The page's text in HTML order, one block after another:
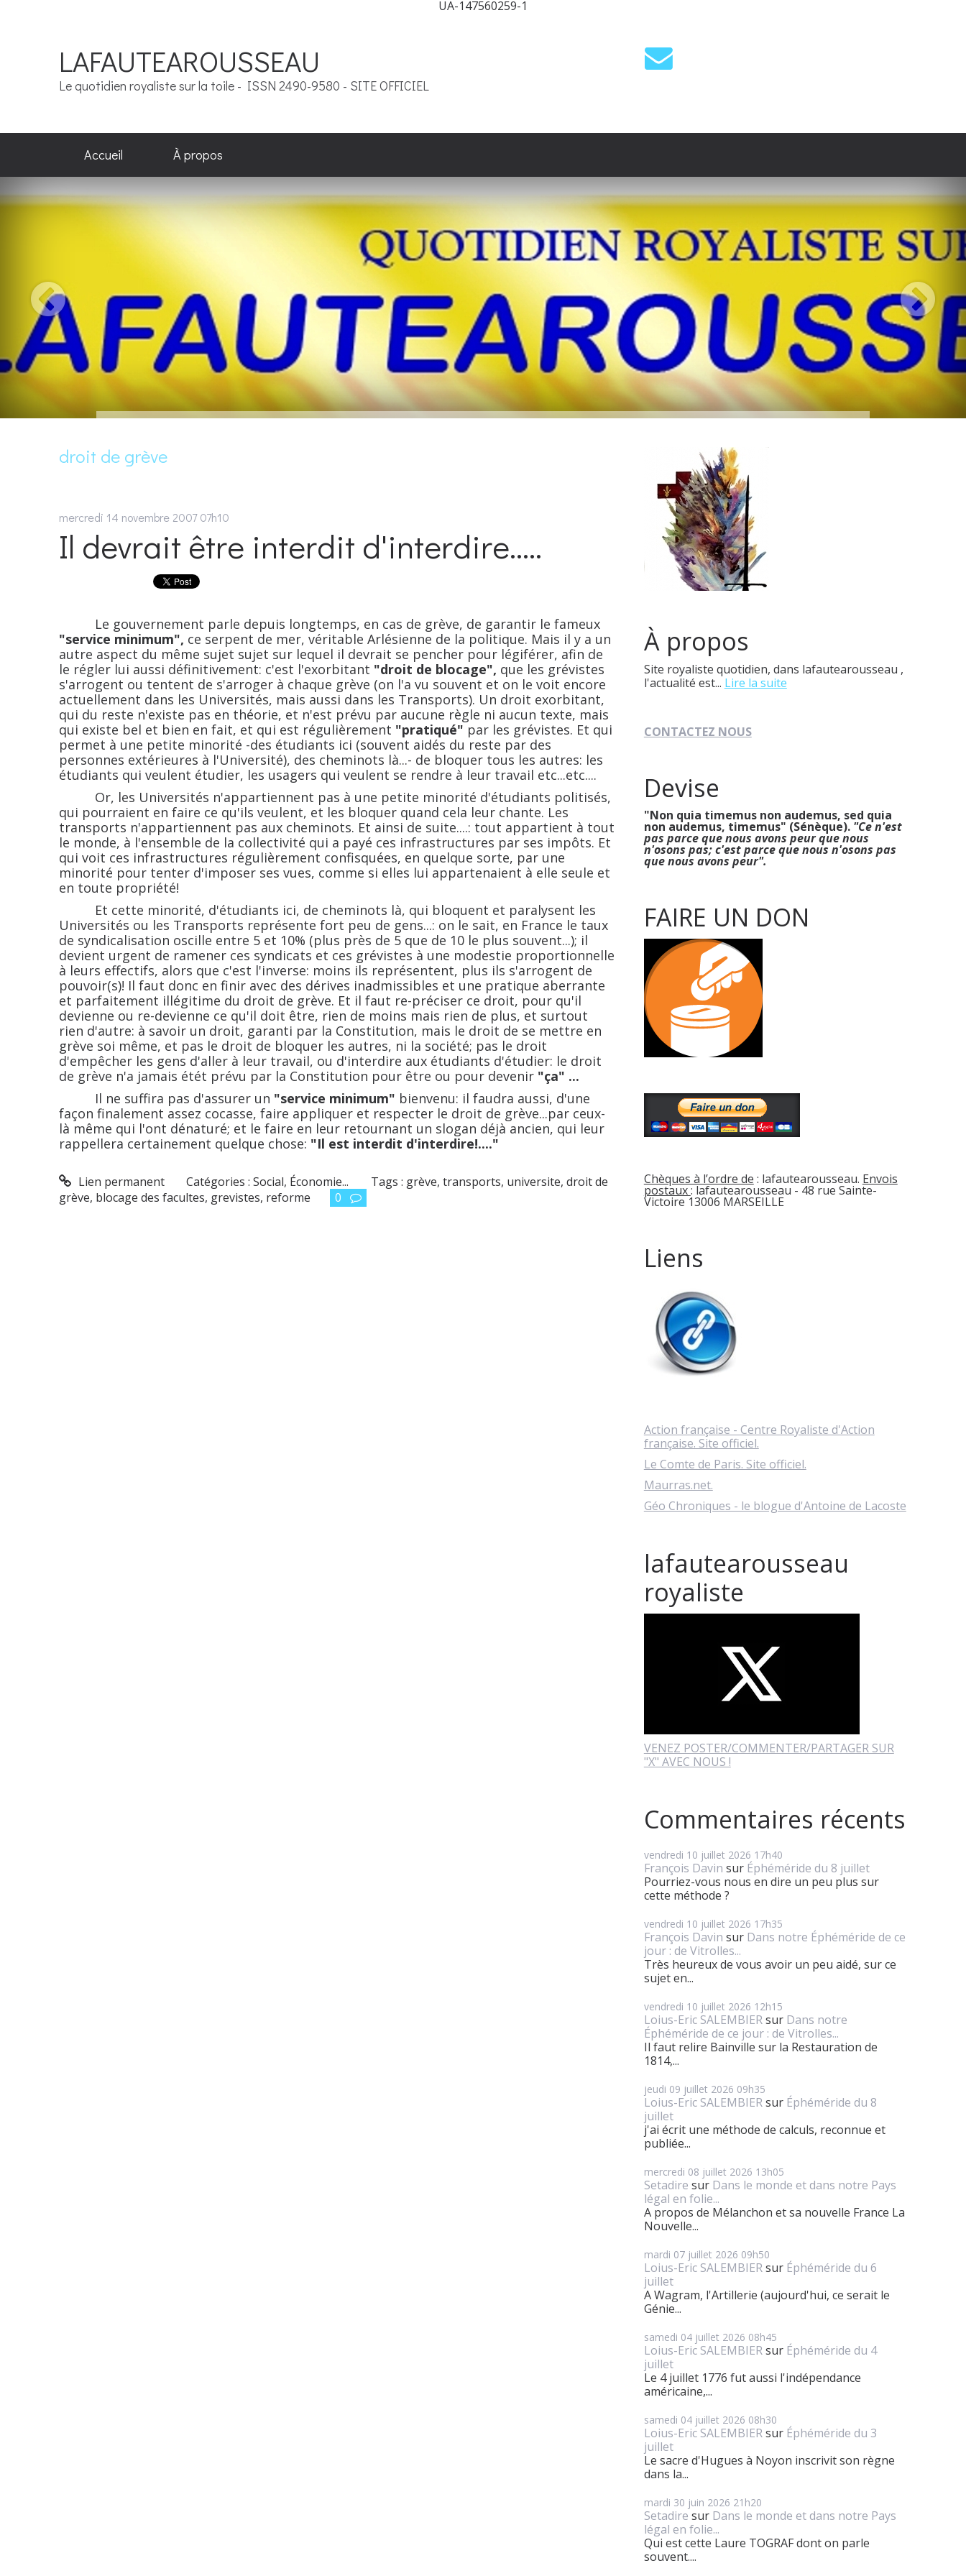
UA-147560259-1
LAFAUTEAROUSSEAU
Le quotidien royaliste sur la toile - ISSN 2490-9580 - SITE OFFICIEL
Accueil À propos
droit de grève
mercredi 14 novembre 2007 07h10
Il devrait être interdit d'interdire.....
Le gouvernement parle depuis longtemps, en cas de grève, de garantir le fameux
"service minimum", ce serpent de mer, véritable Arlésienne de la politique. Mais il y a un
autre aspect du même sujet sujet sur lequel il devrait se pencher pour légiférer, afin de
le régler lui aussi définitivement: c'est l'exorbitant "droit de blocage", que les grévistes
s'arrogent ou tentent de s'arroger à chaque grève (on l'a vu souvent et on le voit encore
actuellement dans les Universités, mais aussi dans les Transports). Un droit exorbitant,
qui du reste n'existe pas en théorie, et n'est prévu par aucune règle ni aucun texte, mais
qui existe bel et bien en fait, et qui est régulièrement "pratiqué" par les grévistes. Et qui
permet à une petite minorité -des étudiants ici (souvent aidés du reste par des
personnes extérieures à l'Université), des cheminots là...- de bloquer tous les autres: les
étudiants qui veulent étudier, les usagers qui veulent se rendre à leur travail etc...etc....
Or, les Universités n'appartiennent pas à une petite minorité d'étudiants politisés,
qui pourraient en faire ce qu'ils veulent, et les bloquer quand cela leur chante. Les
transports n'appartiennent pas aux cheminots. Et ainsi de suite....: tout appartient à tout
le monde, à l'ensemble de la collectivité qui a payé ces infrastructures par ses impôts. Et
qui voit ces infrastructures régulièrement confisquées, en quelque sorte, par une
minorité pour tenter d'imposer ses vues, comme si elles lui appartenaient à elle seule et
en toute propriété!
Et cette minorité, d'étudiants ici, de cheminots là, qui bloquent et paralysent les
Universités ou les Transports représente fort peu de gens...: on le sait, en France le taux
de syndicalisation oscille entre 5 et 10% (plus près de 5 que de 10 le plus souvent...); il
devient urgent de ramener ces syndicats et ces grévistes à une modestie proportionnelle
à leurs effectifs, alors que c'est l'inverse: moins ils représentent, plus ils s'arrogent de
pouvoir(s)! Il faut donc en finir avec des dérives inadmissibles et une pratique aberrante
et parfaitement illégitime du droit de grève. Et il faut re-préciser ce droit, pour qu'il
devienne ou re-devienne ce qu'il doit être, rien de moins mais rien de plus, et surtout
rien d'autre: à savoir un droit, garanti par la Constitution, mais le droit de se mettre en
grève soi même, et pas le droit de bloquer les autres, ni la société; pas le droit
d'empêcher les gens d'aller à leur travail, ou d'interdire aux étudiants d'étudier: le droit
de grève n'a jamais étét prévu par la Constitution pour être ou pour devenir "ça" ...
Il ne suffira pas d'assurer un "service minimum" bienvenu: il faudra aussi, d'une
façon finalement assez cocasse, faire appliquer et respecter le droit de grève...par ceux-
là même qui l'ont dénaturé; et le faire en leur retournant un slogan déjà ancien, qui leur
rappellera certainement quelque chose: "Il est interdit d'interdire!...."
Lien permanent Catégories :Social, Économie... Tags : grève,transports, universite,droit de
grève, blocage des facultes, grevistes, reforme 0
À propos
Site royaliste quotidien, dans lafautearousseau ,
l'actualité est... Lire la suite
CONTACTEZ NOUS
Devise
"Non quia timemus non audemus, sed quia
non audemus, timemus" (Sénèque). "Ce n'est
pas parce que nous avons peur que nous
n'osons pas; c'est parce que nous n'osons pas
que nous avons peur".
FAIRE UN DON
Chèques à l’ordre de : lafautearousseau. Envois
postaux: lafautearousseau - 48 rue Sainte-
Victoire 13006 MARSEILLE
Liens
Action française - Centre Royaliste d'Action
française. Site officiel.
Le Comte de Paris. Site officiel.
Maurras.net.
Géo Chroniques - le blogue d'Antoine de Lacoste
lafautearousseau
royaliste
VENEZ POSTER/COMMENTER/PARTAGER SUR
"X" AVEC NOUS !
Commentaires récents
vendredi 10 juillet 2026 17h40
François Davin sur Éphéméride du 8 juillet
Pourriez-vous nous en dire un peu plus sur
cette méthode ?
vendredi 10 juillet 2026 17h35
François Davin sur Dans notre Éphéméride de ce
jour : de Vitrolles...
Très heureux de vous avoir un peu aidé, sur ce
sujet en...
vendredi 10 juillet 2026 12h15
Loius-Eric SALEMBIERsur Dans notre
Éphéméride de ce jour : de Vitrolles...
Il faut relire Bainville sur la Restauration de
1814,...
jeudi 09 juillet 2026 09h35
Loius-Eric SALEMBIERsur Éphéméride du 8
juillet
j'ai écrit une méthode de calculs, reconnue et
publiée...
mercredi 08 juillet 2026 13h05
Setadire sur Dans le monde et dans notre Pays
légal en folie...
A propos de Mélanchon et sa nouvelle France La
Nouvelle...
mardi 07 juillet 2026 09h50
Loius-Eric SALEMBIERsur Éphéméride du 6
juillet
A Wagram, l'Artillerie (aujourd'hui, ce serait le
Génie...
samedi 04 juillet 2026 08h45
Loius-Eric SALEMBIERsur Éphéméride du 4
juillet
Le 4 juillet 1776 fut aussi l'indépendance
américaine,...
samedi 04 juillet 2026 08h30
Loius-Eric SALEMBIERsur Éphéméride du 3
juillet
Le sacre d'Hugues à Noyon inscrivit son règne
dans la...
mardi 30 juin 2026 21h20
Setadire sur Dans le monde et dans notre Pays
légal en folie...
Qui est cette Laure TOGRAF dont on parle
souvent....